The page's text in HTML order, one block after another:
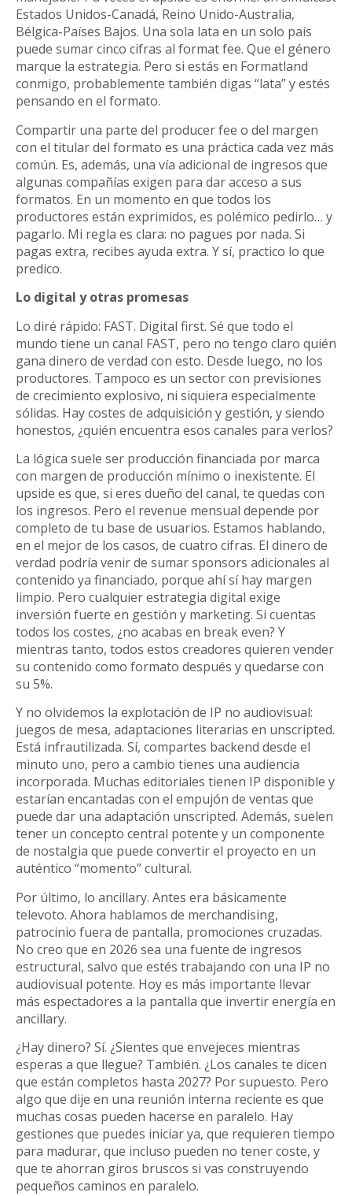
Estados Unidos-Canadá, Reino Unido-Australia,
Bélgica-Países Bajos. Una sola lata en un solo país
puede sumar cinco cifras al format fee. Que el género
marque la estrategia. Pero si estás en Formatland
conmigo, probablemente también digas “lata” y estés
pensando en el formato.
Compartir una parte del producer fee o del margen
con el titular del formato es una práctica cada vez más
común. Es, además, una vía adicional de ingresos que
algunas compañías exigen para dar acceso a sus
formatos. En un momento en que todos los
productores están exprimidos, es polémico pedirlo… y
pagarlo. Mi regla es clara: no pagues por nada. Si
pagas extra, recibes ayuda extra. Y sí, practico lo que
predico.
Lo digital y otras promesas
Lo diré rápido: FAST. Digital first. Sé que todo el
mundo tiene un canal FAST, pero no tengo claro quién
gana dinero de verdad con esto. Desde luego, no los
productores. Tampoco es un sector con previsiones
de crecimiento explosivo, ni siquiera especialmente
sólidas. Hay costes de adquisición y gestión, y siendo
honestos, ¿quién encuentra esos canales para verlos?
La lógica suele ser producción financiada por marca
con margen de producción mínimo o inexistente. El
upside es que, si eres dueño del canal, te quedas con
los ingresos. Pero el revenue mensual depende por
completo de tu base de usuarios. Estamos hablando,
en el mejor de los casos, de cuatro cifras. El dinero de
verdad podría venir de sumar sponsors adicionales al
contenido ya financiado, porque ahí sí hay margen
limpio. Pero cualquier estrategia digital exige
inversión fuerte en gestión y marketing. Si cuentas
todos los costes, ¿no acabas en break even? Y
mientras tanto, todos estos creadores quieren vender
su contenido como formato después y quedarse con
su 5%.
Y no olvidemos la explotación de IP no audiovisual:
juegos de mesa, adaptaciones literarias en unscripted.
Está infrautilizada. Sí, compartes backend desde el
minuto uno, pero a cambio tienes una audiencia
incorporada. Muchas editoriales tienen IP disponible y
estarían encantadas con el empujón de ventas que
puede dar una adaptación unscripted. Además, suelen
tener un concepto central potente y un componente
de nostalgia que puede convertir el proyecto en un
auténtico “momento” cultural.
Por último, lo ancillary. Antes era básicamente
televoto. Ahora hablamos de merchandising,
patrocinio fuera de pantalla, promociones cruzadas.
No creo que en 2026 sea una fuente de ingresos
estructural, salvo que estés trabajando con una IP no
audiovisual potente. Hoy es más importante llevar
más espectadores a la pantalla que invertir energía en
ancillary.
¿Hay dinero? Sí. ¿Sientes que envejeces mientras
esperas a que llegue? También. ¿Los canales te dicen
que están completos hasta 2027? Por supuesto. Pero
algo que dije en una reunión interna reciente es que
muchas cosas pueden hacerse en paralelo. Hay
gestiones que puedes iniciar ya, que requieren tiempo
para madurar, que incluso pueden no tener coste, y
que te ahorran giros bruscos si vas construyendo
pequeños caminos en paralelo.